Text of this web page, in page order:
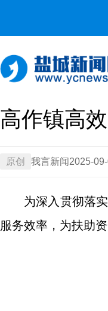
高作镇高
原创 我言新闻 2025-
为深入贯彻落
服务效率，为扶助